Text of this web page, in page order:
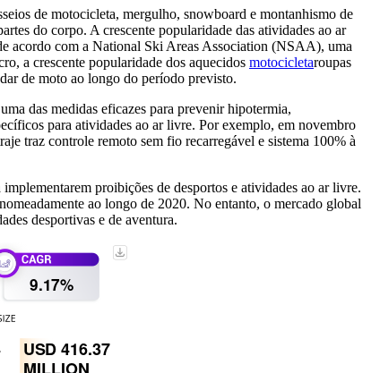
de motocicleta, mergulho, snowboard e montanhismo de
do corpo. A crescente popularidade das atividades ao ar
acordo com a National Ski Areas Association (NSAA), uma
a crescente popularidade dos aquecidos motocicletaroupas
de moto ao longo do período previsto.
das medidas eficazes para prevenir hipotermia,
para atividades ao ar livre. Por exemplo, em novembro
traz controle remoto sem fio recarregável e sistema 100% à
proibições de desportos e atividades ao ar livre.
ao longo de 2020. No entanto, o mercado global
desportivas e de aventura.